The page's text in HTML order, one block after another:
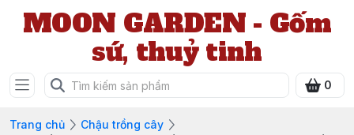
MOON GARDEN - Gốm
sứ, thuỷ tinh
0
Trang chủ
Chậu trồng cây